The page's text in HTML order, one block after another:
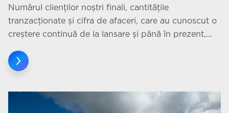
Numărul clienților noștri finali, cantitățile
tranzacționate și cifra de afaceri, care au cunoscut o
creștere continuă de la lansare și până în prezent,...